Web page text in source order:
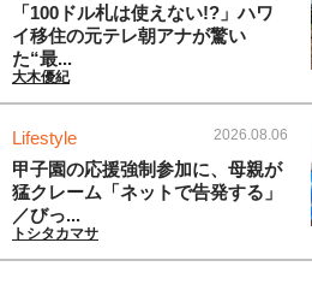
「100ドル札は使えない!?」ハワ
イ移住の元テレ朝アナが驚い
た“最...
大木優紀
Lifestyle 2026.08.06
甲子園の応援強制参加に、母親が
猛クレーム「ネットで告発する」
／びっ...
トシタカマサ